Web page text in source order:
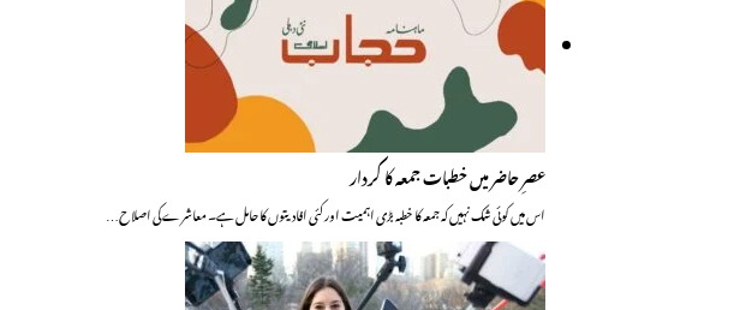
عصرِ حاضر میں خطبات جمعہ کا کردار
اس میں کوئی شک نہیں کہ جمعہ کا خطبہ بڑی اہمیت اور کئی افادیتوں کا حامل ہے۔ معاشرے کی اصلاح…